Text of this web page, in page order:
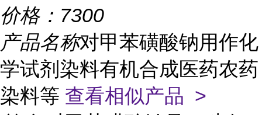
价格： 7300
产品名称对甲苯磺酸钠用作化
学试剂染料有机合成医药农药
染料等 查看相似产品 >